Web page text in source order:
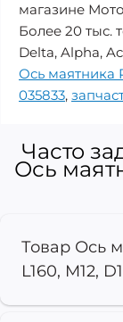
магазине
Более 20 тыс.
Delta, Alpha,
Ось маятника
035833,
Часто
Ось
Товар Ось
L160, M12,